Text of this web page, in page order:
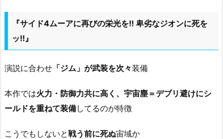
『サイド4ムーアに再びの栄光を!! 卑劣なジオンに死を
ッ!!』
演説に合わせ 「ジム」が武装を次々装備
本作では火力・防御力共に高く、宇宙塵＝デブリ避けにシ
ールドを重ねて装備してるのが特徴
こうでもしないと戦う前に死ぬ宙域か